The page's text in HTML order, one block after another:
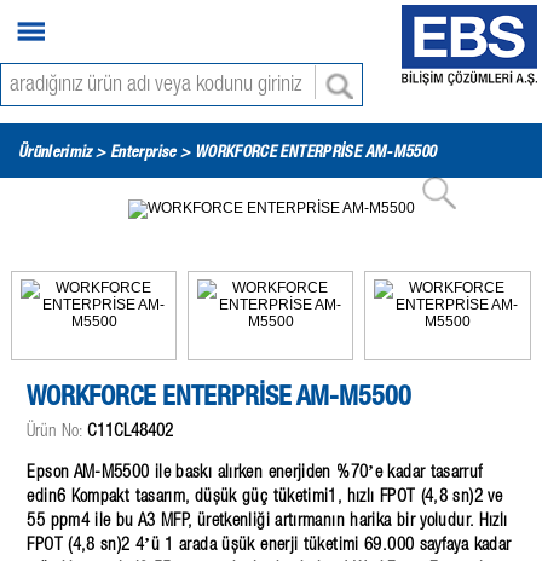
Ürünlerimiz > Enterprise> WORKFORCE ENTERPRİSE AM-M5500
WORKFORCE ENTERPRİSE AM-M5500
Ürün No:C11CL48402
Epson AM-M5500 ile baskı alırken enerjiden %70’e kadar tasarruf
edin6 Kompakt tasarım, düşük güç tüketimi1, hızlı FPOT (4,8 sn)2 ve
55 ppm4 ile bu A3 MFP, üretkenliği artırmanın harika bir yoludur. Hızlı
FPOT (4,8 sn)2 4’ü 1 arada üşük enerji tüketimi 69.000 sayfaya kadar